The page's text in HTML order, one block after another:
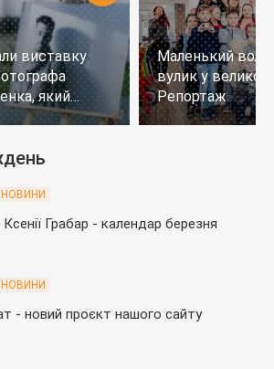
виставку
який
Маленький
вулик у
Репортаж
НОВИНИ
Грабар - календар березня
НОВИНИ
- новий проєкт нашого сайту